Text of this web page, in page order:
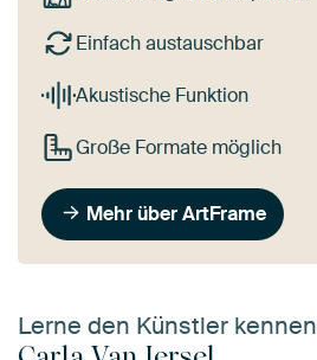
Einfach austauschbar
Akustische Funktion
Große Formate möglich
Mehr über ArtFrame
Lerne den Künstler kennen